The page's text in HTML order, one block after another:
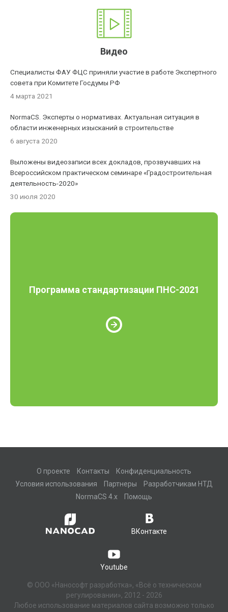
Видео
Специалисты ФАУ ФЦС приняли участие в работе Экспертного
совета при Комитете Госдумы РФ
4 марта 2021
NormaCS. Эксперты о нормативах. Актуальная ситуация в
области инженерных изысканий в строительстве
6 августа 2020
Выложены видеозаписи всех докладов, прозвучавших на
Всероссийском практическом семинаре «Градостроительная
деятельность-2020»
30 июля 2020
Программа стандартизации ПНС-2021
О проекте Контакты
Конфиденциальность
Условия использования
Партнеры
Разработчикам НТД
NormaCS 4.x
Помощь
ВКонтакте
Youtube
© ООО «Нанософт разработка», «Всё о техническом
регулировании», 2012 - 2026
Любое использование материалов сайта возможно только